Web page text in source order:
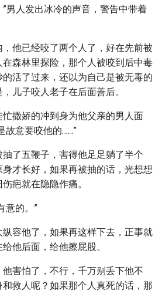
男人发出冰冷的声音，警告中带着
他已经咬了两个人了，好在先前被
森林里探险，那个人被咬到后中毒
活了过来，还以为自己是被无毒的
儿子咬人老子在后面善后。
撒娇的冲到身为他父亲的男人面
故意要咬他的……”
了五鞭子，害得他足足躺了半个
才长好，如果再被抽的话，光想想
疤就在隐隐作痛。
意的。”
容他了，如果再这样下去，正事就
他后面，给他擦屁股。
害怕了，不行，千万别丢下他不
救人呢？如果那个人真死的话，那